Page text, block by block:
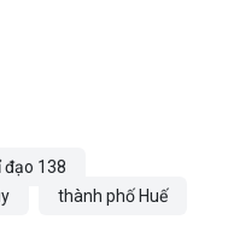
đạo 138
thành phố Huế